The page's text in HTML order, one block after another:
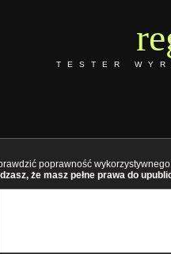
TESTER
poprawność
że masz pełne prawa do